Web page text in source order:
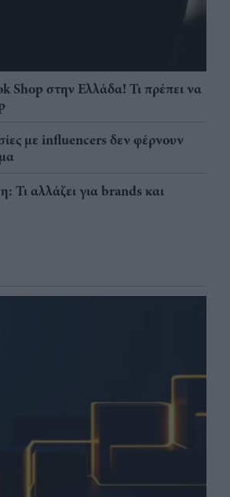
Shop στην Ελλάδα! Τι πρέπει να
με influencers δεν φέρνουν
Τι αλλάζει για brands και